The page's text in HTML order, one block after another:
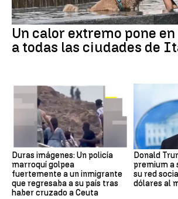
Un calor extremo pone
a todas las ciudades de
Duras imágenes: Un policía
marroquí golpea
fuertemente a un inmigrante
que regresaba a su país tras
haber cruzado a Ceuta
Donald
premium a
su red
dólares al